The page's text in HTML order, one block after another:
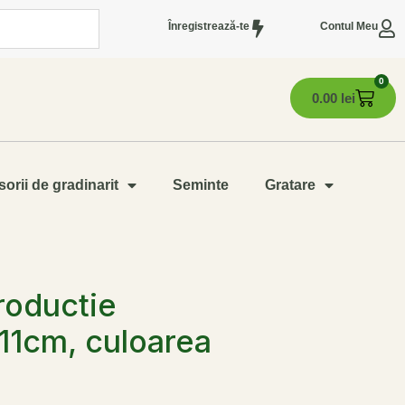
Înregistrează-te Contul Meu
0.00 lei
0
de gradinarit Seminte Gratare
culoarea